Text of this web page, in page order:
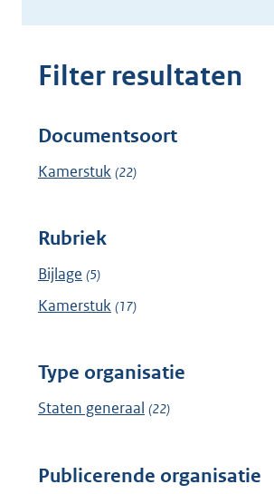
in
Filter resultaten
Filter
resultaten
Documentsoort
Kamerstuk (22)
Rubriek
Bijlage (5)
Kamerstuk (17)
Type organisatie
Staten generaal (22)
Publicerende organisatie